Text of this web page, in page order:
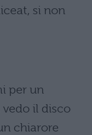
si non
per un
vedo il disco
chiarore